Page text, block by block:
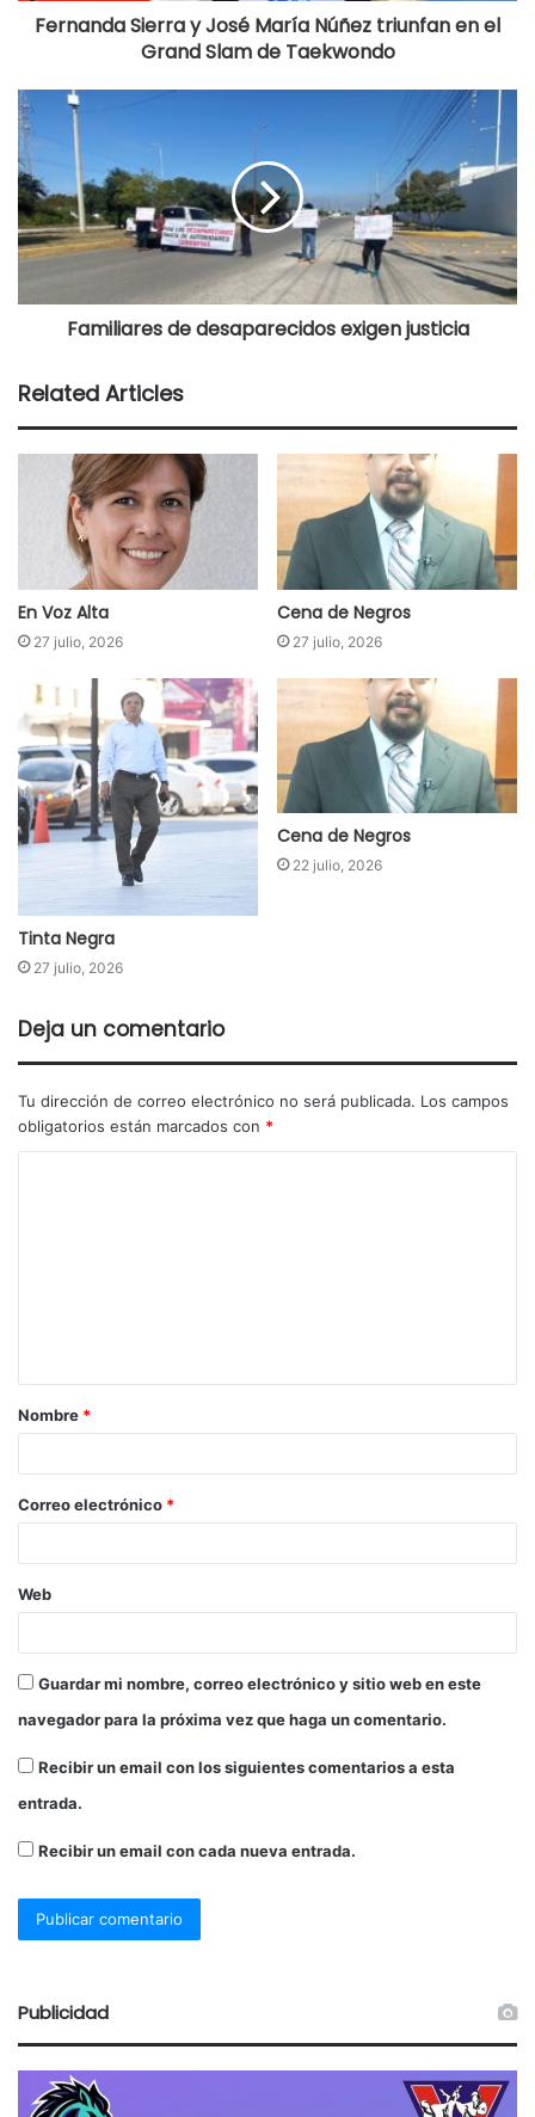
Fernanda Sierra y José María Núñez triunfan en el
Grand Slam de Taekwondo
Familiares de desaparecidos exigen justicia
Related Articles
En Voz Alta
27 julio, 2026
Cena de Negros
27 julio, 2026
Tinta Negra
27 julio, 2026
Cena de Negros
22 julio, 2026
Deja un comentario
Tu dirección de correo electrónico no será publicada. Los campos
obligatorios están marcados con *
Nombre *
Correo electrónico *
Web
Guardar mi nombre, correo electrónico y sitio web en este
navegador para la próxima vez que haga un comentario.
Recibir un email con los siguientes comentarios a esta
entrada.
Recibir un email con cada nueva entrada.
Publicidad